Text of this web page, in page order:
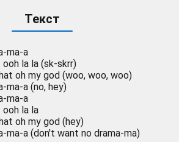
Текст
ma-a
la la (sk-skrr)
oh my god (woo, woo, woo)
ma-a (no, hey)
ma-a
la la
oh my god (hey)
ma-a (don't want no drama-ma)